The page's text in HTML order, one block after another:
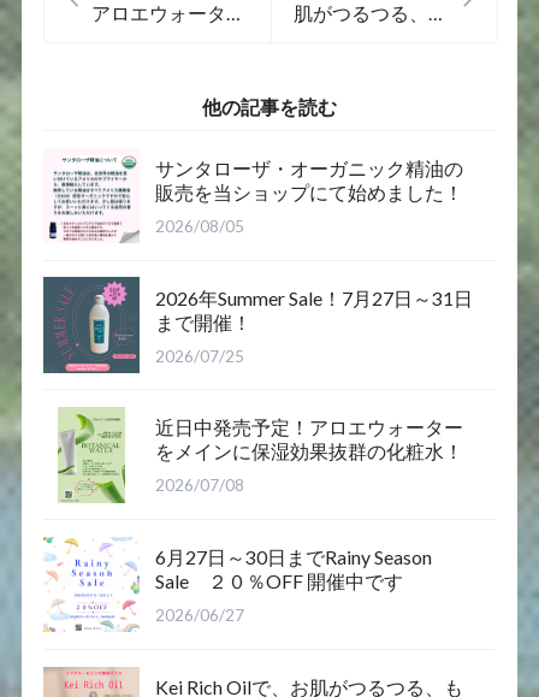
アロエウォーター
肌がつるつる、も
他の記事を読む
サンタローザ・オーガニック精油の
販売を当ショップにて始めました！
2026/08/05
2026年Summer Sale！7月27日～31日
まで開催！
2026/07/25
近日中発売予定！アロエウォーター
をメインに保湿効果抜群の化粧水！
2026/07/08
6月27日～30日までRainy Season
Sale ２０％OFF 開催中です
2026/06/27
Kei Rich Oilで、お肌がつるつる、も